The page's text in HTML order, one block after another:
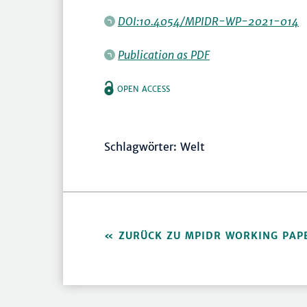
DOI:10.4054/MPIDR-WP-2021-014
Publication as PDF
OPEN ACCESS
Schlagwörter: Welt
ZURÜCK ZU MPIDR WORKING